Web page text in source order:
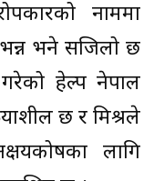
नाममा
भने सजिलो छ
हेल्प नेपाल
छ र मिश्रले
लागि